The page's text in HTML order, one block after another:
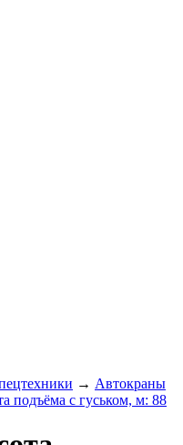
→ Автокраны
подъёма с гуськом, м: 88